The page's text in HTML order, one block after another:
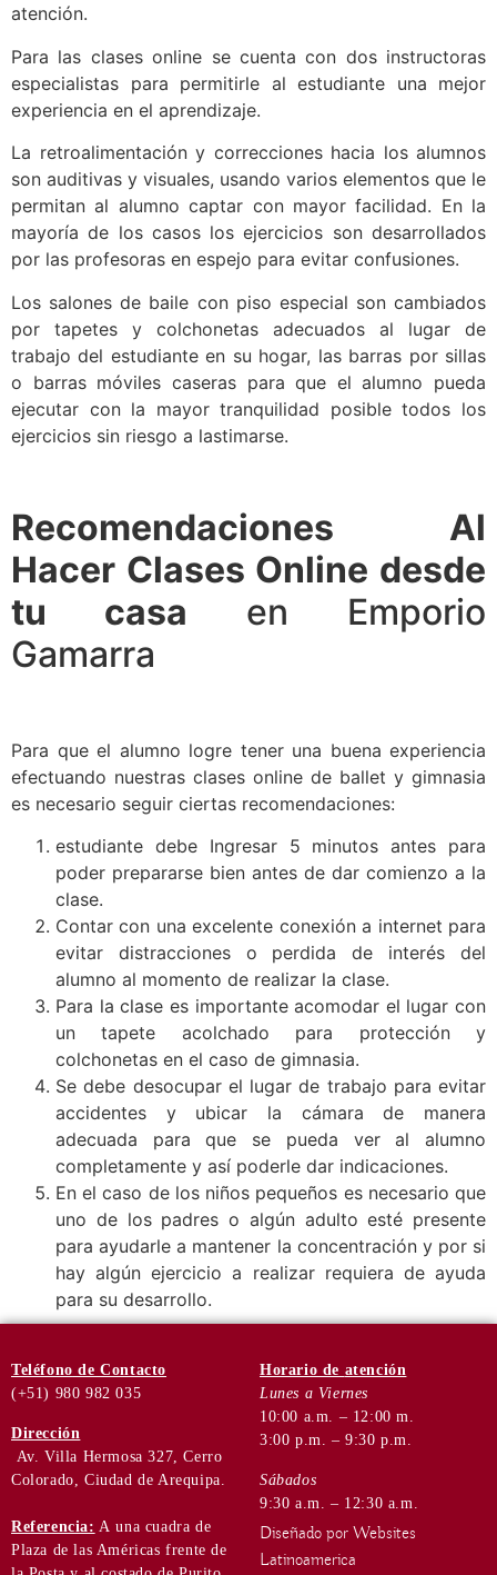
atención.
Para las clases online se cuenta con dos instructoras
especialistas para permitirle al estudiante una mejor
experiencia en el aprendizaje.
La retroalimentación y correcciones hacia los alumnos
son auditivas y visuales, usando varios elementos que le
permitan al alumno captar con mayor facilidad. En la
mayoría de los casos los ejercicios son desarrollados
por las profesoras en espejo para evitar confusiones.
Los salones de baile con piso especial son cambiados
por tapetes y colchonetas adecuados al lugar de
trabajo del estudiante en su hogar, las barras por sillas
o barras móviles caseras para que el alumno pueda
ejecutar con la mayor tranquilidad posible todos los
ejercicios sin riesgo a lastimarse.
Recomendaciones Al
Hacer Clases Online desde
tu casa en Emporio
Gamarra
Para que el alumno logre tener una buena experiencia
efectuando nuestras clases online de ballet y gimnasia
es necesario seguir ciertas recomendaciones:
estudiante debe Ingresar 5 minutos antes para
poder prepararse bien antes de dar comienzo a la
clase.
Contar con una excelente conexión a internet para
evitar distracciones o perdida de interés del
alumno al momento de realizar la clase.
Para la clase es importante acomodar el lugar con
un tapete acolchado para protección y
colchonetas en el caso de gimnasia.
Se debe desocupar el lugar de trabajo para evitar
accidentes y ubicar la cámara de manera
adecuada para que se pueda ver al alumno
completamente y así poderle dar indicaciones.
En el caso de los niños pequeños es necesario que
uno de los padres o algún adulto esté presente
para ayudarle a mantener la concentración y por si
hay algún ejercicio a realizar requiera de ayuda
para su desarrollo.
Teléfono de Contacto
(+51) 980 982 035
Dirección
Av. Villa Hermosa 327, Cerro
Colorado, Ciudad de Arequipa.
Referencia: A una cuadra de
Plaza de las Américas frente de
Horario de atención
Lunes a Viernes
10:00 a.m. – 12:00 m.
3:00 p.m. – 9:30 p.m.
Sábados
9:30 a.m. – 12:30 a.m.
Diseñado por Websites
Latinoamerica